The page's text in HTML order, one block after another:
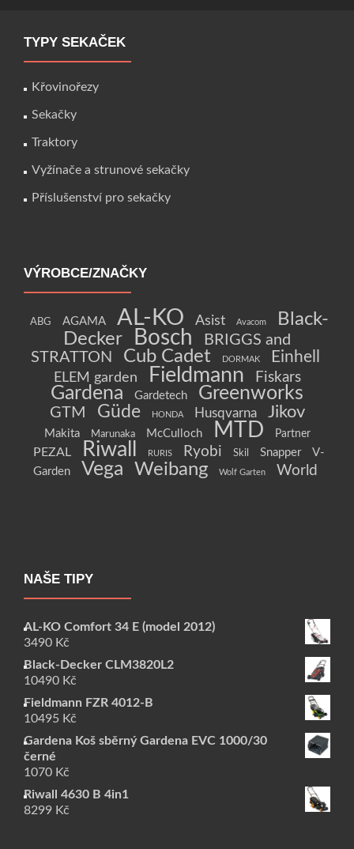
TYPY SEKAČEK
Křovinořezy
Sekačky
Traktory
Vyžínače a strunové sekačky
Příslušenství pro sekačky
VÝROBCE/ZNAČKY
ABG AGAMA AL-KO Asist Avacom
Black-
Decker
Bosch
BRIGGS and
STRATTON
Cub Cadet DORMAK Einhell
ELEM garden Fieldmann Fiskars
Gardena Gardetech Greenworks
GTM Güde HONDA Husqvarna Jikov
Makita Marunaka McCulloch MTD Partner
PEZAL Riwall RURIS Ryobi Skil Snapper
V-
Garden
Vega Weibang Wolf Garten World
NAŠE TIPY
AL-KO Comfort 34 E (model 2012)
3490 Kč
Black-Decker CLM3820L2
10490 Kč
Fieldmann FZR 4012-B
10495 Kč
Gardena Koš sběrný Gardena EVC 1000/30
černé
1070 Kč
Riwall 4630 B 4in1
8299 Kč